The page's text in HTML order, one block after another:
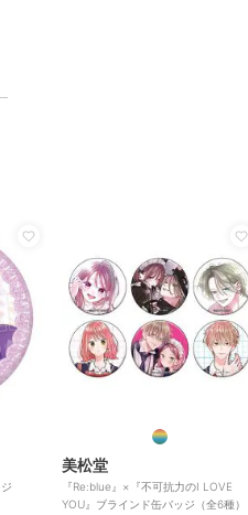
美松堂
『Re:blue』×『不可抗力のI LOVE
YOU』ブラインド缶バッジ（全6種）